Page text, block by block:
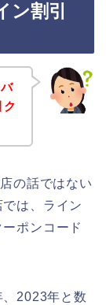
ン割引
の話ではない
は、ライン
ポンコード
2023年と数